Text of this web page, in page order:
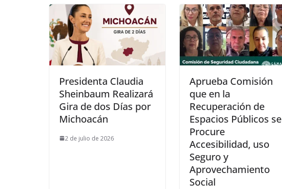
Presidenta Claudia
Sheinbaum Realizará
Gira de dos Días por
Michoacán
2 de julio de 2026
Aprueba Comisión
que en la
Recuperación de
Espacios Públicos se
Procure
Accesibilidad, uso
Seguro y
Aprovechamiento
Social